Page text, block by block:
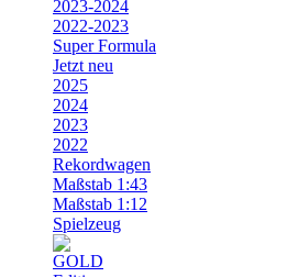
2023-2024
2022-2023
Super Formula
Jetzt neu
2025
2024
2023
2022
Rekordwagen
Maßstab 1:43
Maßstab 1:12
Spielzeug